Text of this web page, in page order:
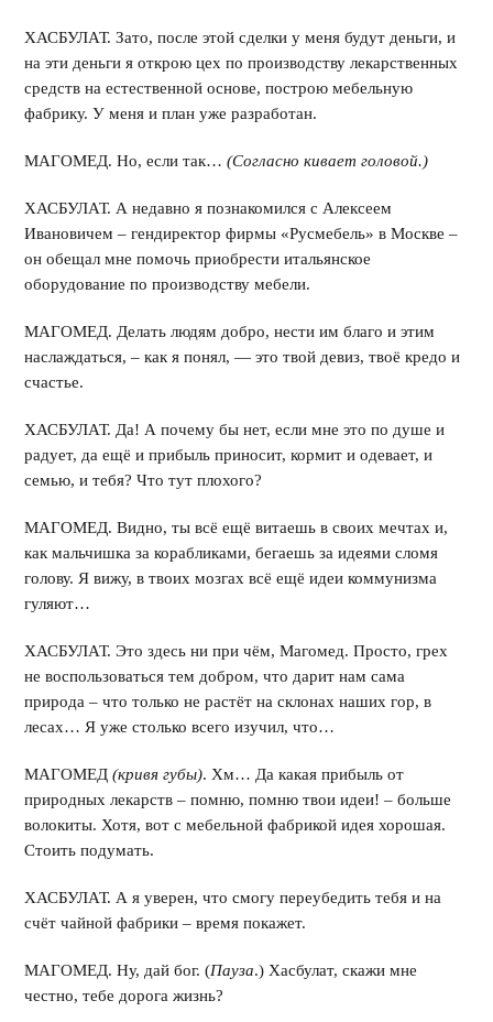
ХАСБУЛАТ. Зато, после этой сделки у меня будут деньги, и
на эти деньги я открою цех по производству лекарственных
средств на естественной основе, построю мебельную
фабрику. У меня и план уже разработан.
МАГОМЕД. Но, если так…(Согласно кивает головой.)
ХАСБУЛАТ. А недавно я познакомился с Алексеем
Ивановичем – гендиректор фирмы «Русмебель» в Москве –
он обещал мне помочь приобрести итальянское
оборудование по производству мебели.
МАГОМЕД. Делать людям добро, нести им благо и этим
наслаждаться, – как я понял, — это твой девиз, твоё кредо и
счастье.
ХАСБУЛАТ. Да! А почему бы нет, если мне это по душе и
радует, да ещё и прибыль приносит, кормит и одевает, и
семью, и тебя? Что тут плохого?
МАГОМЕД. Видно, ты всё ещё витаешь в своих мечтах и,
как мальчишка за корабликами, бегаешь за идеями сломя
голову. Я вижу, в твоих мозгах всё ещё идеи коммунизма
гуляют…
ХАСБУЛАТ. Это здесь ни при чём, Магомед. Просто, грех
не воспользоваться тем добром, что дарит нам сама
природа – что только не растёт на склонах наших гор, в
лесах… Я уже столько всего изучил, что…
МАГОМЕД (кривя губы). Хм… Да какая прибыль от
природных лекарств – помню, помню твои идеи! – больше
волокиты. Хотя, вот с мебельной фабрикой идея хорошая.
Стоить подумать.
ХАСБУЛАТ. А я уверен, что смогу переубедить тебя и на
счёт чайной фабрики – время покажет.
МАГОМЕД. Ну, дай бог. (Пауза.) Хасбулат, скажи мне
честно, тебе дорога жизнь?